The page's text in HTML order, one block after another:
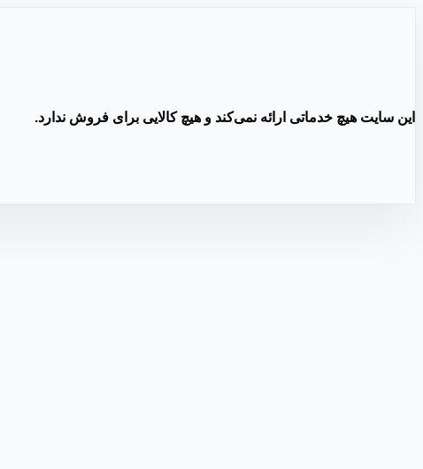
این سایت هیچ خدماتی ارائه نمی‌کند و هیچ کالایی برای فروش ندارد.